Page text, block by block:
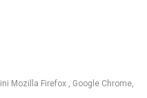
Mozilla Firefox , Google Chrome,